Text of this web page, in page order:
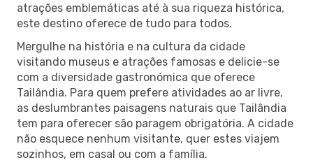
atrações emblemáticas até à sua riqueza histórica,
este destino oferece de tudo para todos.
Mergulhe na história e na cultura da cidade
visitando museus e atrações famosas e delicie-se
com a diversidade gastronómica que oferece
Tailândia. Para quem prefere atividades ao ar livre,
as deslumbrantes paisagens naturais que Tailândia
tem para oferecer são paragem obrigatória. A cidade
não esquece nenhum visitante, quer estes viajem
sozinhos, em casal ou com a família.